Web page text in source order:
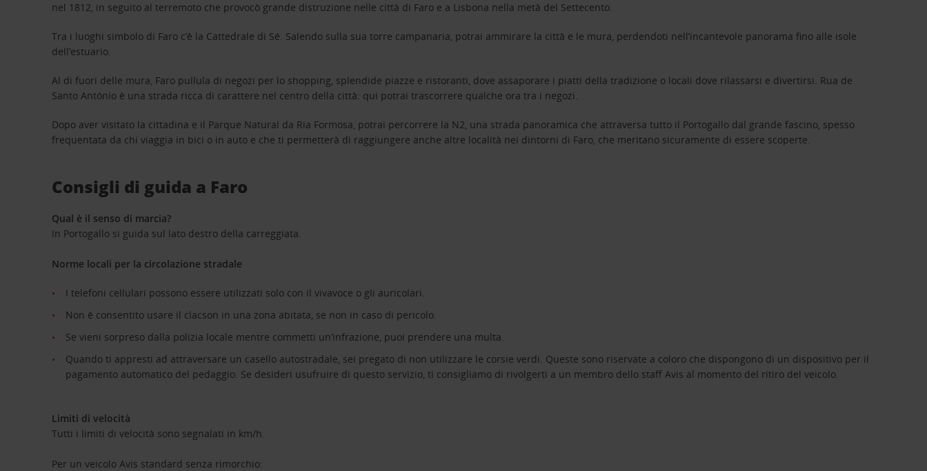
nel 1812, in seguito al terremoto che provocò grande distruzione nelle città di Faro e a Lisbona nella metà del Settecento.
Tra i luoghi simbolo di Faro c’è la Cattedrale di Sé. Salendo sulla sua torre campanaria, potrai ammirare la città e le mura, perdendoti nell’incantevole panorama fino alle isole
dell’estuario.
Al di fuori delle mura, Faro pullula di negozi per lo shopping, splendide piazze e ristoranti, dove assaporare i piatti della tradizione o locali dove rilassarsi e divertirsi. Rua de
Santo António è una strada ricca di carattere nel centro della città: qui potrai trascorrere qualche ora tra i negozi.
Dopo aver visitato la cittadina e il Parque Natural da Ria Formosa, potrai percorrere la N2, una strada panoramica che attraversa tutto il Portogallo dal grande fascino, spesso
frequentata da chi viaggia in bici o in auto e che ti permetterà di raggiungere anche altre località nei dintorni di Faro, che meritano sicuramente di essere scoperte.
Consigli di guida a Faro
Qual è il senso di marcia?
In Portogallo si guida sul lato destro della carreggiata.
Norme locali per la circolazione stradale
I telefoni cellulari possono essere utilizzati solo con il vivavoce o gli auricolari.
Non è consentito usare il clacson in una zona abitata, se non in caso di pericolo.
Se vieni sorpreso dalla polizia locale mentre commetti un’infrazione, puoi prendere una multa.
Quando ti appresti ad attraversare un casello autostradale, sei pregato di non utilizzare le corsie verdi. Queste sono riservate a coloro che dispongono di un dispositivo per il
pagamento automatico del pedaggio. Se desideri usufruire di questo servizio, ti consigliamo di rivolgerti a un membro dello staff Avis al momento del ritiro del veicolo.
Limiti di velocità
Tutti i limiti di velocità sono segnalati in km/h.
Per un veicolo Avis standard senza rimorchio: